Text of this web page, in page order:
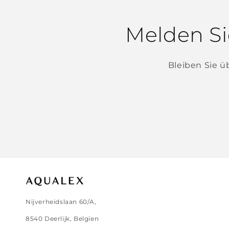
Melden
Bleiben Sie
Nijverheidslaan 60/A,
8540 Deerlijk, Belgien